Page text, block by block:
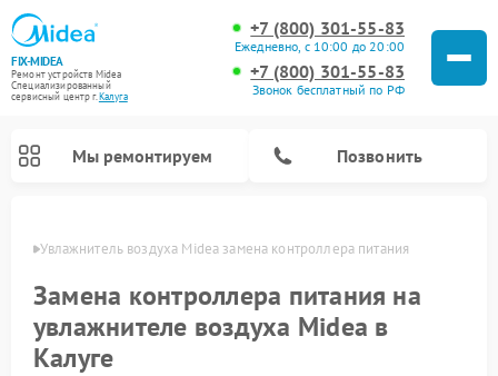
FIX-MIDEA
Ремонт устройств Midea
Специализированный
cервисный центр г.Калуга
+7 (800) 301-55-83
Ежедневно, с 10:00 до 20:00
+7 (800) 301-55-83
Звонок бесплатный по РФ
Мы ремонтируем Позвонить
Увлажнитель воздуха Midea замена контроллера питания
Замена контроллера питания на
увлажнителе воздуха Midea в
Калуге